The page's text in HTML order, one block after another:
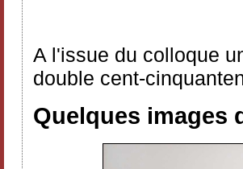
A l'issue du colloque
double cent-
Quelques images